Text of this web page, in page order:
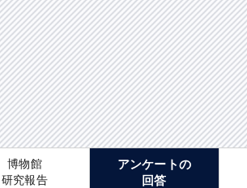
博物館
研究報告
アンケートの
回答